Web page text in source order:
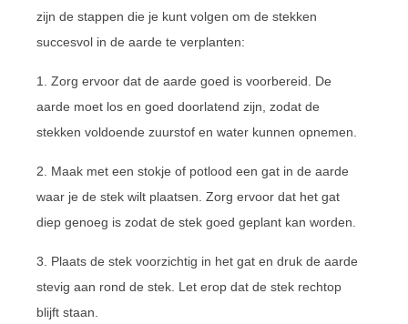
zijn de stappen die je kunt volgen om de stekken
succesvol in de aarde te verplanten:
1. Zorg ervoor dat de aarde goed is voorbereid. De
aarde moet los en goed doorlatend zijn, zodat de
stekken voldoende zuurstof en water kunnen opnemen.
2. Maak met een stokje of potlood een gat in de aarde
waar je de stek wilt plaatsen. Zorg ervoor dat het gat
diep genoeg is zodat de stek goed geplant kan worden.
3. Plaats de stek voorzichtig in het gat en druk de aarde
stevig aan rond de stek. Let erop dat de stek rechtop
blijft staan.